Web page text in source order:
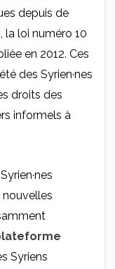
depuis de
la loi numéro 10
en 2012. Ces
des Syrien·nes
droits des
informels à
nouvelles
Syriens